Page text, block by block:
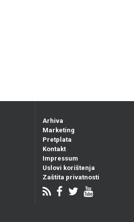
Arhiva
Marketing
Pretplata
Kontakt
Impressum
Uslovi korištenja
Zaštita privatnosti